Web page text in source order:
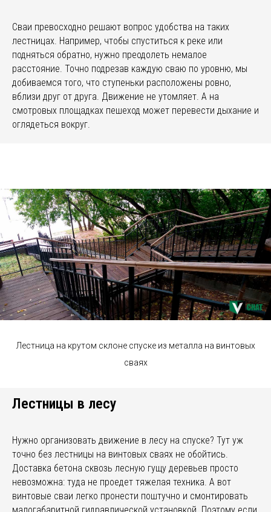
Сваи превосходно решают вопрос удобства на таких
лестницах. Например, чтобы спуститься к реке или
подняться обратно, нужно преодолеть немалое
расстояние. Точно подрезав каждую сваю по уровню, мы
добиваемся того, что ступеньки расположены ровно,
вблизи друг от друга. Движение не утомляет. А на
смотровых площадках пешеход может перевести дыхание и
оглядеться вокруг.
Лестница на крутом склоне спуске из металла на винтовых
сваях
Лестницы в лесу
Нужно организовать движение в лесу на спуске? Тут уж
точно без лестницы на винтовых сваях не обойтись.
Доставка бетона сквозь лесную гущу деревьев просто
невозможна: туда не проедет тяжелая техника. А вот
винтовые сваи легко пронести поштучно и смонтировать